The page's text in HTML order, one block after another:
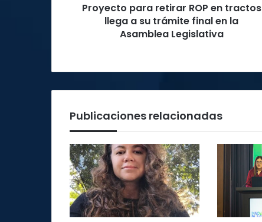
trámite
Proyecto para retirar ROP en tractos
llega a su trámite final en la
Asamblea Legislativa
Publicaciones relacionadas